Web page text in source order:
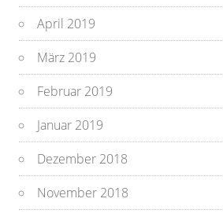
April 2019
März 2019
Februar 2019
Januar 2019
Dezember 2018
November 2018